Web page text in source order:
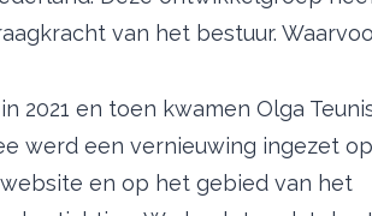
van het bestuur.
2021 en toen kwamen Olga
werd een vernieuwing ingezet
en op het gebied van het